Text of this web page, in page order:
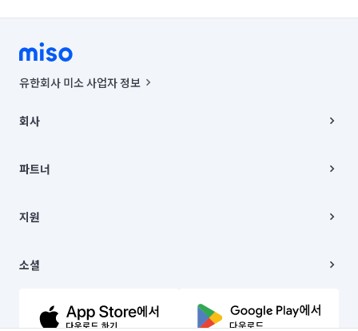
유한회사 미소 사업자 정보
00019 |
주소 | 본사: 서울특별시 종로구 율곡로 6(중학동, 트윈트리빌딩) B동 5층
컨택센터 : 서울특별시 종로구 수송동 율곡로 24, 7층, 8층 미소
상품, 상품정보, 거래에 관한 의무와 책임은 거래당사자에게 있습니다.
언론 보도 관련 문의:
© 유한회사 미소. Miso, Inc. All Rights Reserved.
회사
채용
파트너
이사
지원
이용약관
문의하기
소셜
유튜브